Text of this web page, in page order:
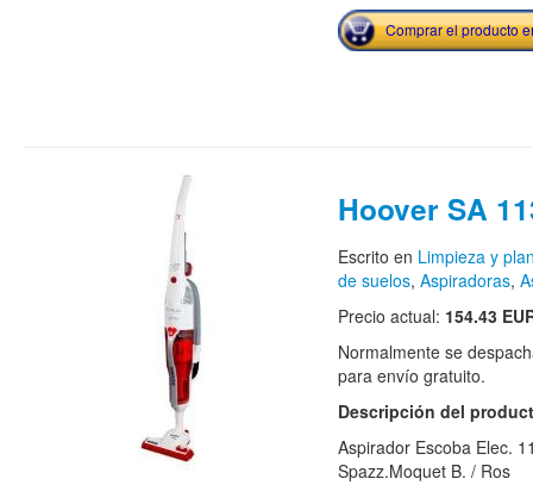
Comprar el producto
Hoover SA
Escrito en Limpieza y
de suelos, Aspiradoras,
Precio actual: 154.43
Normalmente se
para envío gratuito.
Descripción del
Aspirador Escoba Elec.
Spazz.Moquet B. / Ros